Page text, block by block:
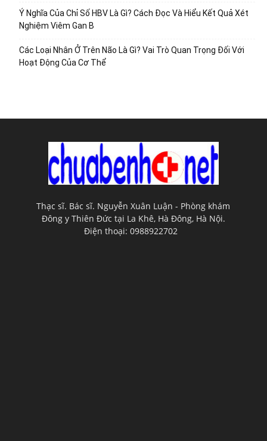
Ý Nghĩa Của Chỉ Số HBV Là Gì? Cách Đọc Và Hiểu Kết Quả Xét
Nghiệm Viêm Gan B
Các Loại Nhân Ở Trên Não Là Gì? Vai Trò Quan Trọng Đối Với
Hoạt Động Của Cơ Thể
Thạc sĩ. Bác sĩ. Nguyễn Xuân Luận - Phòng khám
Đông y Thiên Đức tại La Khê, Hà Đông, Hà Nội.
Điện thoại: 0988922702